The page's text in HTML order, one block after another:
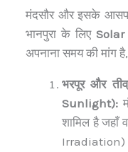
मंदसौर और इसके
भानपुरा के लिए
अपनाना समय की मांग
भरपूर और
Sunlight):
शामिल है जहाँ
Irradiation)